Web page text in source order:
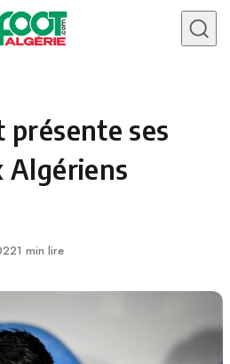
ses
Algériens
1 min lire